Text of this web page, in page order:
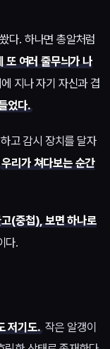
다. 하나면 총알처럼
또 여러 줄무늬가 나
지나 자기 자신과 겹
었다.
고 감시 장치를 달자
우리가 쳐다보는 순간
(중첩), 보면 하나로
다.
저기도.작은 알갱이